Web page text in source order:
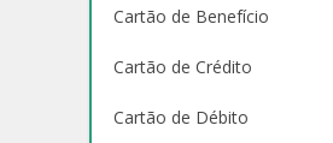
Cartão de Benefício
Cartão de Crédito
Cartão de Débito